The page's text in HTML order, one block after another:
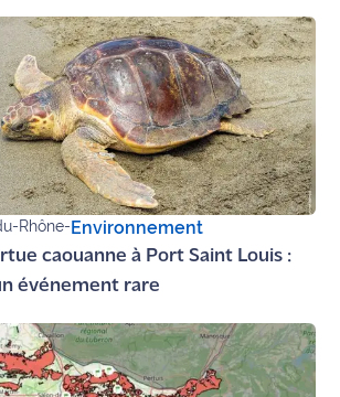
Rhône- Environnement
caouanne à Port Saint Louis :
événement rare